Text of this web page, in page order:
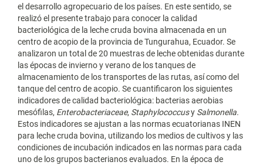
el desarrollo agropecuario de los países. En este sentido, se
realizó el presente trabajo para conocer la calidad
bacteriológica de la leche cruda bovina almacenada en un
centro de acopio de la provincia de Tungurahua, Ecuador. Se
analizaron un total de 20 muestras de leche obtenidas durante
las épocas de invierno y verano de los tanques de
almacenamiento de los transportes de las rutas, así como del
tanque del centro de acopio. Se cuantificaron los siguientes
indicadores de calidad bacteriológica: bacterias aerobias
mesófilas, Enterobacteriaceae, Staphylococcusy Salmonella.
Estos indicadores se ajustan a las normas ecuatorianas INEN
para leche cruda bovina, utilizando los medios de cultivos y las
condiciones de incubación indicados en las normas para cada
uno de los grupos bacterianos evaluados. En la época de